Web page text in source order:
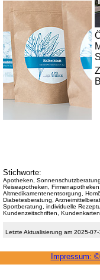
Stichworte:
Apotheken,
Reiseapotheken,
Altmedikamentenentsorgung,
Diabetesberatung,
Sportberatung, individuelle
Kundenzeitschriften, Kundenkarten,
Letzte Aktualisierung am 2025-
Impressum: ©